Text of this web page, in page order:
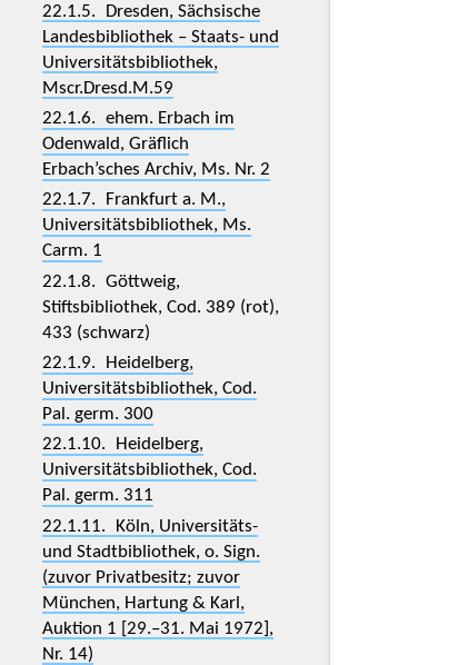
22.1.5. Dresden, Sächsische
Landesbibliothek – Staats- und
Universitätsbibliothek,
Mscr.Dresd.M.59
22.1.6. ehem. Erbach im
Odenwald, Gräflich
Erbach’sches Archiv, Ms. Nr. 2
22.1.7. Frankfurt a. M.,
Universitätsbibliothek, Ms.
Carm. 1
22.1.8. Göttweig,
Stiftsbibliothek, Cod. 389 (rot),
433 (schwarz)
22.1.9. Heidelberg,
Universitätsbibliothek, Cod.
Pal. germ. 300
22.1.10. Heidelberg,
Universitätsbibliothek, Cod.
Pal. germ. 311
22.1.11. Köln, Universitäts-
und Stadtbibliothek, o. Sign.
(zuvor Privatbesitz; zuvor
München, Hartung & Karl,
Auktion 1 [29.–31. Mai 1972],
Nr. 14)